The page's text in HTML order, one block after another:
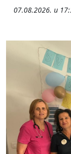
07.08.2026. u